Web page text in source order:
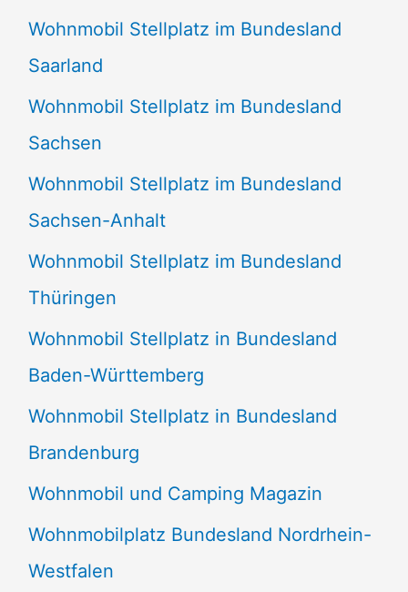
Wohnmobil Stellplatz im Bundesland
Saarland
Wohnmobil Stellplatz im Bundesland
Sachsen
Wohnmobil Stellplatz im Bundesland
Sachsen-Anhalt
Wohnmobil Stellplatz im Bundesland
Thüringen
Wohnmobil Stellplatz in Bundesland
Baden-Württemberg
Wohnmobil Stellplatz in Bundesland
Brandenburg
Wohnmobil und Camping Magazin
Wohnmobilplatz Bundesland Nordrhein-
Westfalen